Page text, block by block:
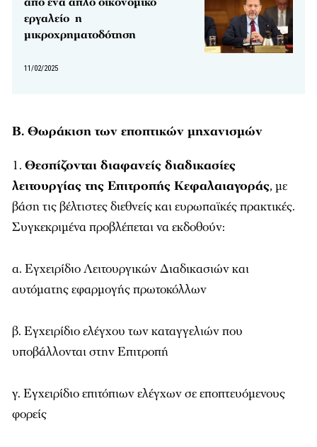
εργαλείο η
μικροχρηματοδότηση
11/02/2025
Β. Θωράκιση των εποπτικών μηχανισμών
Θεσπίζονται διαφανείς διαδικασίες
λειτουργίας της Επιτροπής Κεφαλαιαγοράς, με
βάση τις βέλτιστες διεθνείς και ευρωπαϊκές πρακτικές.
Συγκεκριμένα προβλέπεται να εκδοθούν:
α. Εγχειρίδιο Λειτουργικών Διαδικασιών και
αυτόματης εφαρμογής πρωτοκόλλων
β. Εγχειρίδιο ελέγχου των καταγγελιών που
υποβάλλονται στην Επιτροπή
γ. Εγχειρίδιο επιτόπιων ελέγχων σε εποπτευόμενους
φορείς